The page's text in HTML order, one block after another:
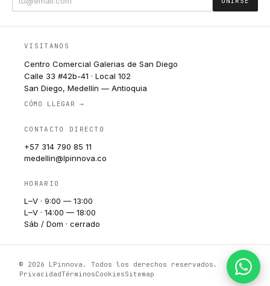
VISITANOS
Centro Comercial Galerias de San Diego
Calle 33 #42b-41 · Local 102
San Diego, Medellín — Antioquia
CÓMO LLEGAR →
CONTACTO DIRECTO
+57 314 790 85 11
medellin@lpinnova.co
HORARIO
L–V · 9:00 — 13:00
L–V · 14:00 — 18:00
Sáb / Dom · cerrado
© 2026 LPinnova. Todos los derechos reservados.
PrivacidadTérminosCookiesSitemap